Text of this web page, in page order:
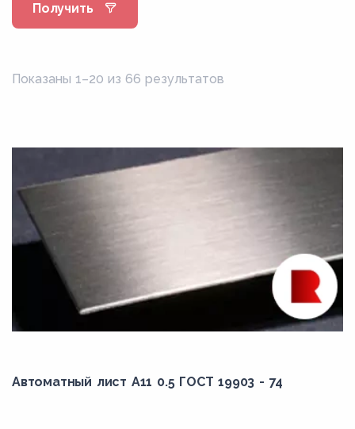
Получить
Показаны 1–20 из 66 результатов
Автоматный лист А11 0.5 ГОСТ 19903 - 74